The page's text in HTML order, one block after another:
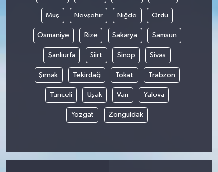
Muş Nevşehir Niğde Ordu
Osmaniye Rize Sakarya Samsun
Şanlıurfa Siirt Sinop Sivas
Şırnak Tekirdağ Tokat Trabzon
Tunceli Uşak Van Yalova
Yozgat Zonguldak